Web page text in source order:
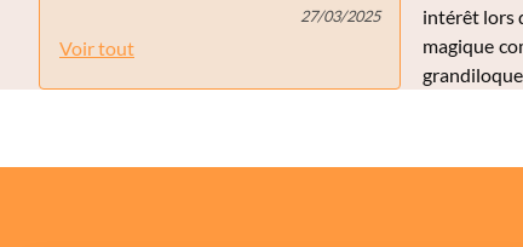
27/03/2025
Voir tout
intérêt lors
magique